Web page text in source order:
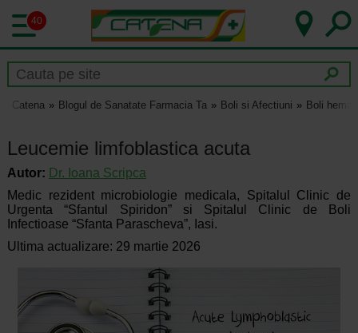
40
Catena Blogul de Sanatate Farmacia Ta Boli si Afectiuni Boli
Leucemie limfoblastica acuta
Autor: Dr. Ioana Scripca
Medic rezident microbiologie medicala, Spitalul Clinic de
Urgenta “Sfantul Spiridon” si Spitalul Clinic de Boli
Infectioase “Sfanta Parascheva”, Iasi.
Ultima actualizare: 29 martie 2026